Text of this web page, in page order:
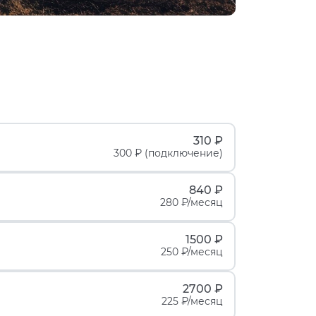
310 ₽
300 ₽ (подключение)
840 ₽
280 ₽/месяц
1500 ₽
250 ₽/месяц
2700 ₽
225 ₽/месяц